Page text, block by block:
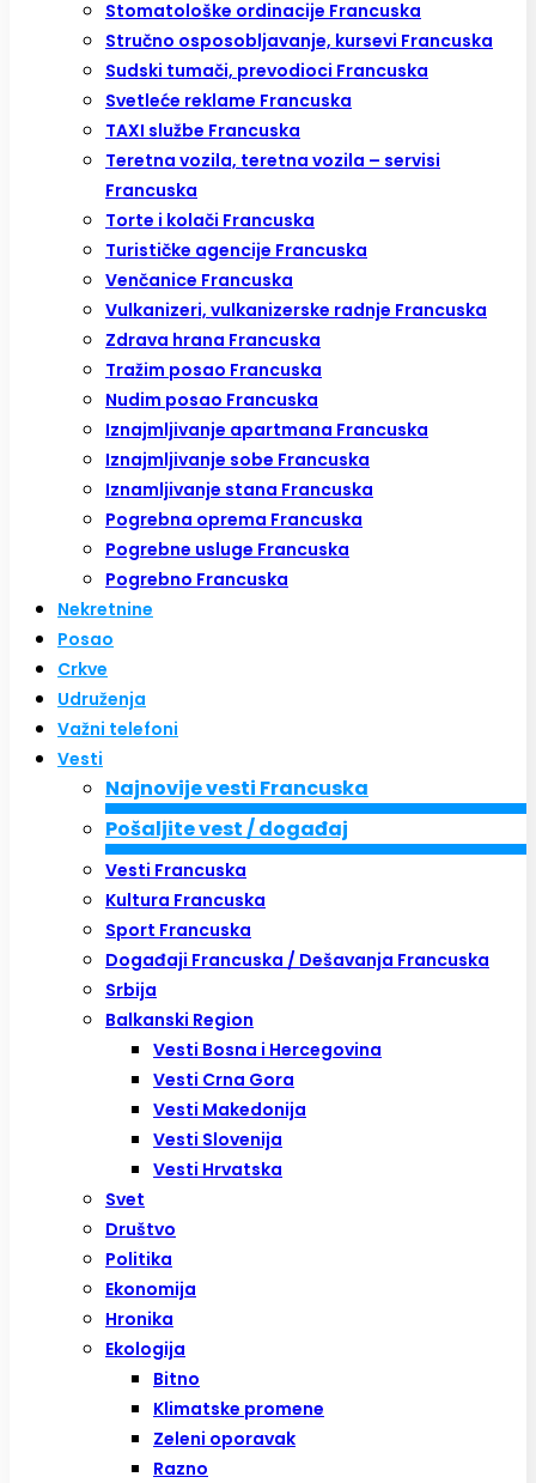
Stomatološke ordinacije Francuska
Stručno osposobljavanje, kursevi Francuska
Sudski tumači, prevodioci Francuska
Svetleće reklame Francuska
TAXI službe Francuska
Teretna vozila, teretna vozila – servisi
Francuska
Torte i kolači Francuska
Turističke agencije Francuska
Venčanice Francuska
Vulkanizeri, vulkanizerske radnje Francuska
Zdrava hrana Francuska
Tražim posao Francuska
Nudim posao Francuska
Iznajmljivanje apartmana Francuska
Iznajmljivanje sobe Francuska
Iznamljivanje stana Francuska
Pogrebna oprema Francuska
Pogrebne usluge Francuska
Pogrebno Francuska
Nekretnine
Posao
Crkve
Udruženja
Važni telefoni
Vesti
Najnovije vesti Francuska
Pošaljite vest / događaj
Vesti Francuska
Kultura Francuska
Sport Francuska
Događaji Francuska / Dešavanja Francuska
Srbija
Balkanski Region
Vesti Bosna i Hercegovina
Vesti Crna Gora
Vesti Makedonija
Vesti Slovenija
Vesti Hrvatska
Svet
Društvo
Politika
Ekonomija
Hronika
Ekologija
Bitno
Klimatske promene
Zeleni oporavak
Razno